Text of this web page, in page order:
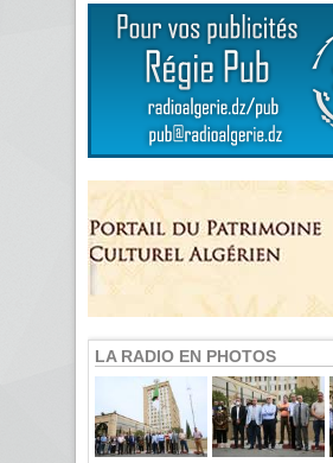
LA RADIO EN PHOTOS